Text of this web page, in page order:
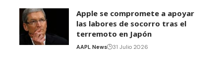
Apple se compromete a apoyar
las labores de socorro tras el
terremoto en Japón
AAPL News 31 Julio 2026